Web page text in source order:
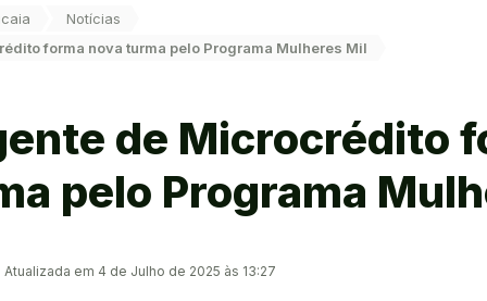
Notícias
forma nova turma pelo Programa Mulheres Mil
de Microcrédito
pelo Programa
Atualizada em 4 de Julho de 2025 às 13:27